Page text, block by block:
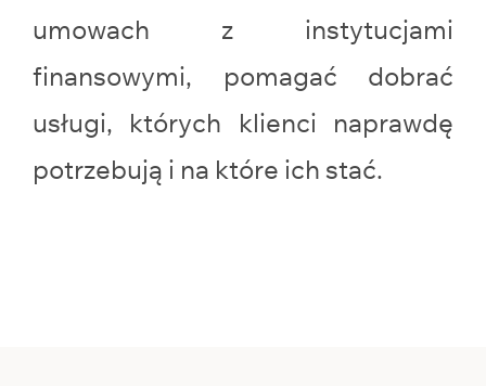
umowach z instytucjami
finansowymi, pomagać dobrać
usługi, których klienci naprawdę
potrzebują i na które ich stać.